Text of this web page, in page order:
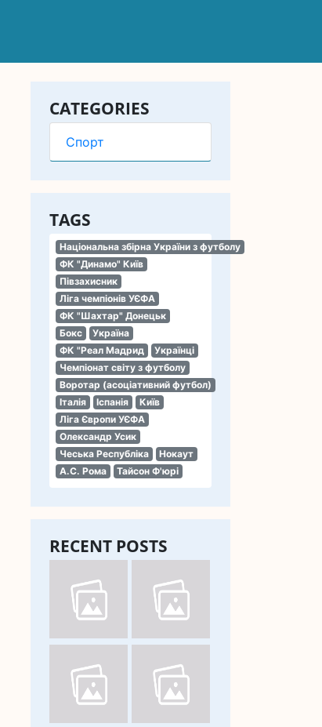
CATEGORIES
Спорт
TAGS
Національна збірна України з футболу
ФК "Динамо" Київ
Півзахисник
Ліга чемпіонів УЄФА
ФК "Шахтар" Донецьк
Бокс
Україна
ФК "Реал Мадрид
Українці
Чемпіонат світу з футболу
Воротар (асоціативний футбол)
Італія
Іспанія
Київ
Ліга Європи УЄФА
Олександр Усик
Чеська Республіка
Нокаут
А.С. Рома
Тайсон Ф'юрі
RECENT POSTS